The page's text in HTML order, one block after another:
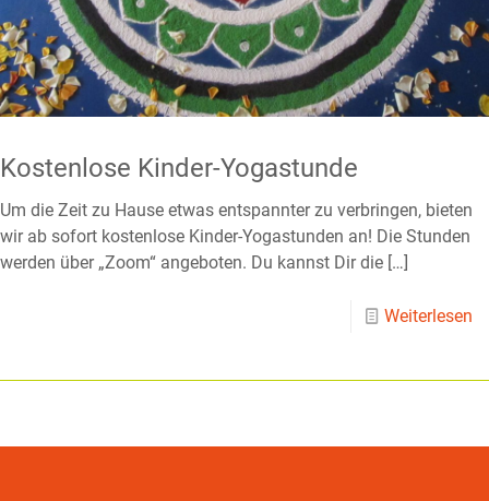
Kostenlose Kinder-Yogastunde
Um die Zeit zu Hause etwas entspannter zu verbringen, bieten
wir ab sofort kostenlose Kinder-Yogastunden an! Die Stunden
werden über „Zoom“ angeboten. Du kannst Dir die […]
Weiterlesen